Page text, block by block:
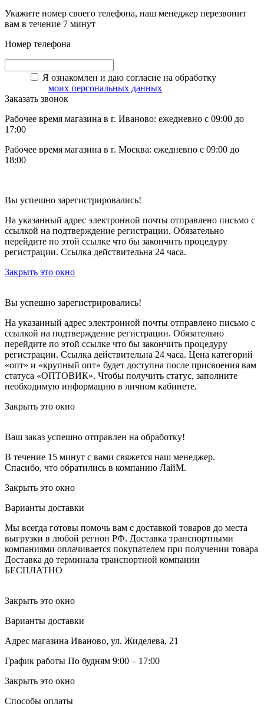
Укажите номер своего телефона, наш менеджер перезвонит
вам в течение 7 минут
Номер телефона
Я ознакомлен и даю согласие на обработку
моих персональных данных
Заказать звонок
Рабочее время магазина в г. Иваново: ежедневно с 09:00 до
17:00
Рабочее время магазина в г. Москва: ежедневно с 09:00 до
18:00
Вы успешно зарегистрировались!
На указанный адрес электронной почты отправлено письмо с
ссылкой на подтверждение регистрации. Обязательно
перейдите по этой ссылке что бы закончить процедуру
регистрации. Ссылка действительна 24 часа.
Закрыть это окно
Вы успешно зарегистрировались!
На указанный адрес электронной почты отправлено письмо с
ссылкой на подтверждение регистрации. Обязательно
перейдите по этой ссылке что бы закончить процедуру
регистрации. Ссылка действительна 24 часа. Цена категорий
«опт» и «крупный опт» будет доступна после присвоения вам
статуса «ОПТОВИК». Чтобы получить статус, заполните
необходимую информацию в личном кабинете.
Закрыть это окно
Ваш заказ успешно отправлен на обработку!
В течение 15 минут с вами свяжется наш менеджер.
Спасибо, что обратились в компанию ЛайМ.
Закрыть это окно
Варианты доставки
Мы всегда готовы помочь вам с доставкой товаров до места
выгрузки в любой регион РФ. Доставка транспортными
компаниями оплачивается покупателем при получении товара
Доставка до терминала транспортной компании
БЕСПЛАТНО
Закрыть это окно
Варианты доставки
Адрес магазина Иваново, ул. Жиделева, 21
График работы По будням 9:00 – 17:00
Закрыть это окно
Способы оплаты